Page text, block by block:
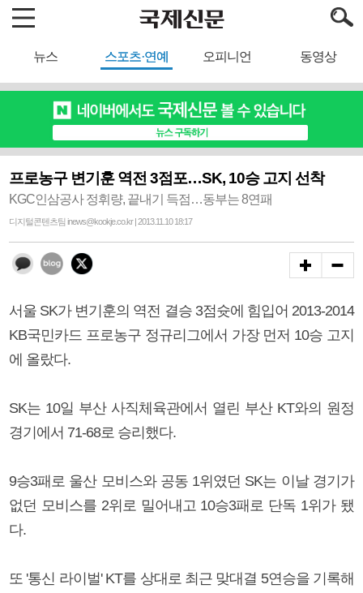
뉴스 스포츠·연예 오피니언 동영상
프로농구 변기훈 역전 3점포…SK, 10승 고지 선착
KGC인삼공사 정휘량, 끝내기 득점…동부는 8연패
디지털콘텐츠팀 inews@kookje.co.kr | 2013.11.10 18:17
서울 SK가 변기훈의 역전 결승 3점슛에 힘입어 2013-2014
KB국민카드 프로농구 정규리그에서 가장 먼저 10승 고지
에 올랐다.
SK는 10일 부산 사직체육관에서 열린 부산 KT와의 원정
경기에서 71-68로 승리했다.
9승3패로 울산 모비스와 공동 1위였던 SK는 이날 경기가
없던 모비스를 2위로 밀어내고 10승3패로 단독 1위가 됐
다.
또 '통신 라이벌' KT를 상대로 최근 맞대결 5연승을 기록해